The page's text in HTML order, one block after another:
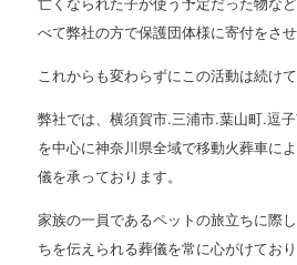
べて弊社の方で保護団体様に寄付をさ
これからも変わらずにこの活動は続けて
弊社では、横須賀市.三浦市.葉山町.逗
を中心に神奈川県全域で移動火葬車に
儀を承っております。
家族の一員であるペットの旅立ちに際
ちを伝えられる葬儀を常に心がけてお